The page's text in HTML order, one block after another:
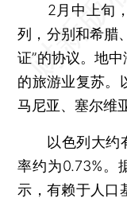
2月中上旬，
列，分别和希腊
证”的协议。地
的旅游业复苏。
马尼亚、塞尔维
以色列大约有
率约为0.73%。
示，有赖于人口